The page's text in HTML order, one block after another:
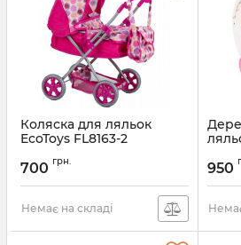
Коляска для ляльок
EcoToys FL8163-2
700 грн.
Немає на складі
950